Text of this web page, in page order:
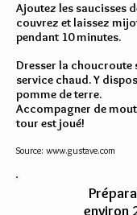
Ajoutez les saucisses
couvrez et laissez
pendant 10 minutes.
Dresser la choucroute
service chaud. Y
pomme de terre.
Accompagner de
tour est joué!
Source: www.gustave.com
environ